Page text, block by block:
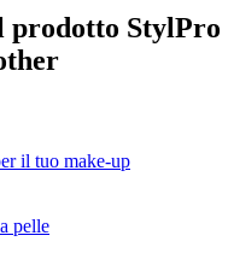
prodotto StylPro
il tuo make-up
pelle